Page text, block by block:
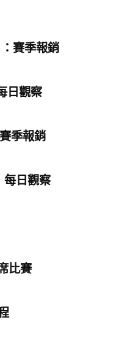
賽季報銷
日觀察
季報銷
日觀察
比賽